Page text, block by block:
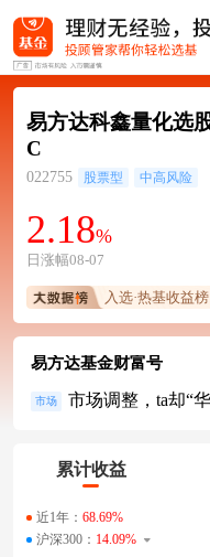
易方达科鑫量化选
C
022755 股票型 中高风险
2.18%
日涨幅08-07
入选·热基收益榜
易方达基金财富号
市场 市场调整，ta却“
累计收益
近1年： 68.69%
沪深300： 14.09%